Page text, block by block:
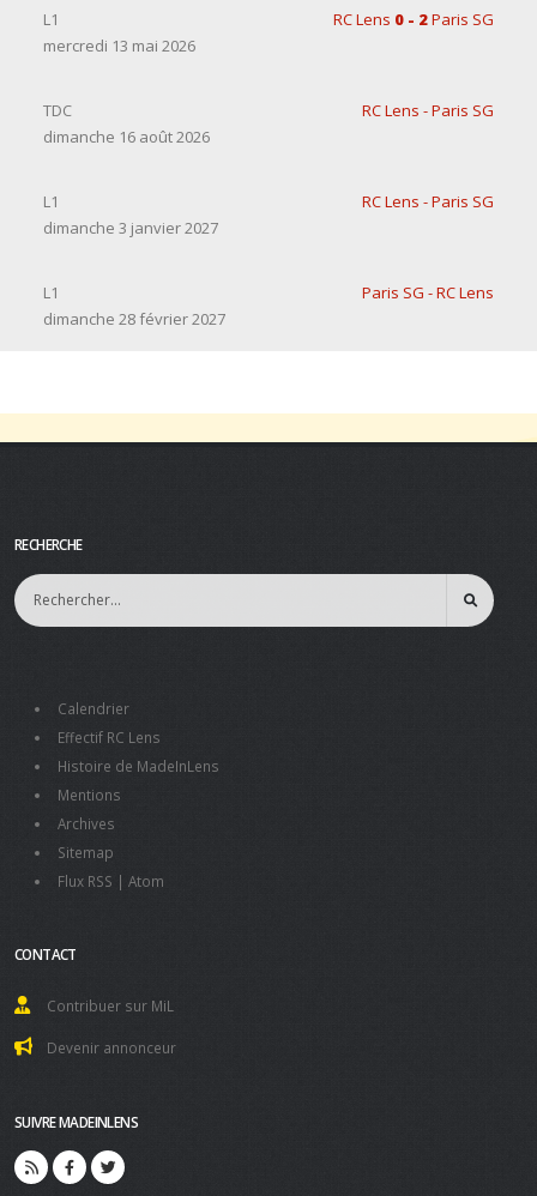
L1 RC Lens 0 - 2Paris SG
mercredi 13 mai 2026
TDC
RC Lens - Paris SG
dimanche 16 août 2026
L1
RC Lens - Paris SG
dimanche 3 janvier 2027
L1
Paris SG - RC Lens
dimanche 28 février 2027
RECHERCHE
Calendrier
Effectif RC Lens
Histoire de MadeInLens
Mentions
Archives
Sitemap
Flux RSS | Atom
CONTACT
Contribuer sur MiL
Devenir annonceur
SUIVRE MADEINLENS